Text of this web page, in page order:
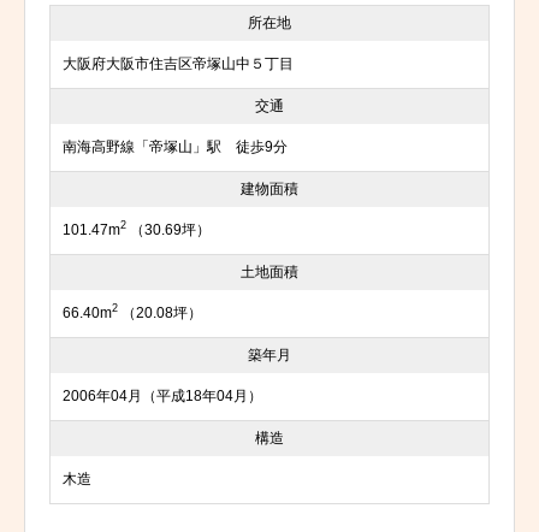
所在地
大阪府大阪市住吉区帝塚山中５丁目
交通
南海高野線「帝塚山」駅 徒歩9分
建物面積
101.47m2 （30.69坪）
土地面積
66.40m2 （20.08坪）
築年月
2006年04月（平成18年04月）
構造
木造